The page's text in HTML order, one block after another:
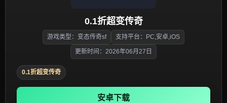
0.1折超变传奇
游戏类型：变态传奇sf 支持平台：PC,安卓,iOS
更新时间：2026年06月27日
0.1折超变传奇
安卓下载